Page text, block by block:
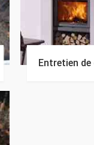
Entretien de